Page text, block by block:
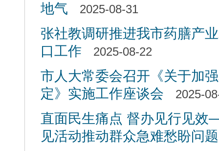
地气
2025-08-31
张社教调研推进我市药膳产
口工作
2025-08-22
市人大常委会召开《关于加
定》实施工作座谈会
2025-
直面民生痛点 督办见行见
见活动推动群众急难愁盼问